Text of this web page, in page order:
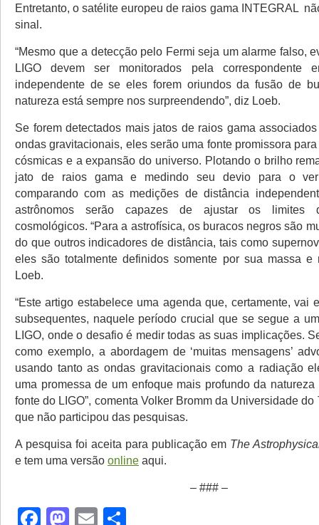
Entretanto, o satélite europeu de raios gama INTEGRAL
sinal.
“Mesmo que a detecção pelo Fermi seja um alarme falso,
LIGO devem ser monitorados pela correspondente
independente de se eles forem oriundos da fusão de
natureza está sempre nos surpreendendo”, diz Loeb.
Se forem detectados mais jatos de raios gama
ondas gravitacionais, eles serão uma fonte promissora
cósmicas e a expansão do universo. Plotando o brilho
jato de raios gama e medindo seu devio para o
comparando com as medições de distância
astrônomos serão capazes de ajustar os limites
cosmológicos. “Para a astrofísica, os buracos negros são
do que outros indicadores de distância, tais como
eles são totalmente definidos somente por sua massa e
Loeb.
“Este artigo estabelece uma agenda que, certamente, vai
subsequentes, naquele período crucial que se segue a
LIGO, onde o desafio é medir todas as suas implicações.
como exemplo, a abordagem de ‘muitas mensagens’
usando tanto as ondas gravitacionais como a radiação
uma promessa de um enfoque mais profundo da
fonte do LIGO”, comenta Volker Bromm da Universidade do
que não participou das pesquisas.
A pesquisa foi aceita para publicação em The
e tem uma versão online aqui.
– ### –
Facebook
Mastodon
Email